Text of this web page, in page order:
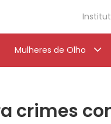
Mulheres de Olho
crimes